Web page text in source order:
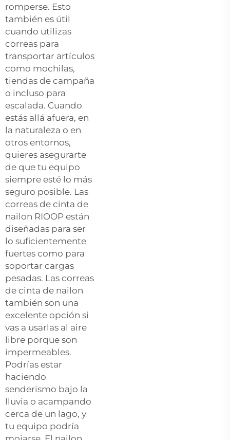
romperse. Esto
también es útil
cuando utilizas
correas para
transportar artículos
como mochilas,
tiendas de campaña
o incluso para
escalada. Cuando
estás allá afuera, en
la naturaleza o en
otros entornos,
quieres asegurarte
de que tu equipo
siempre esté lo más
seguro posible. Las
correas de cinta de
nailon RIOOP están
diseñadas para ser
lo suficientemente
fuertes como para
soportar cargas
pesadas. Las correas
de cinta de nailon
también son una
excelente opción si
vas a usarlas al aire
libre porque son
impermeables.
Podrías estar
haciendo
senderismo bajo la
lluvia o acampando
cerca de un lago, y
tu equipo podría